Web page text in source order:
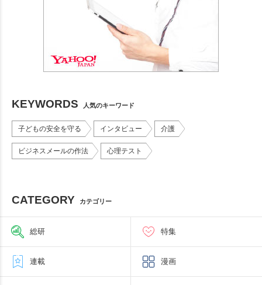
KEYWORDS 人気のキーワード
子どもの安全を守る インタビュー 介護
ビジネスメールの作法 心理テスト
CATEGORY カテゴリー
総研 特集
連載 漫画